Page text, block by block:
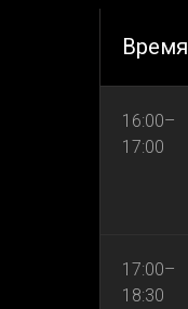
Время
16:00–
17:00
17:00–
18:30